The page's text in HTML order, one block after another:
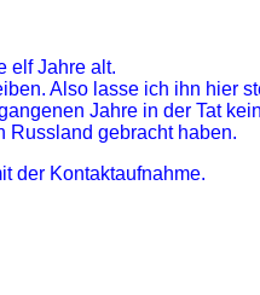
elf Jahre alt.
Also lasse ich ihn hier
Jahre in der Tat
Russland gebracht haben.
der Kontaktaufnahme.